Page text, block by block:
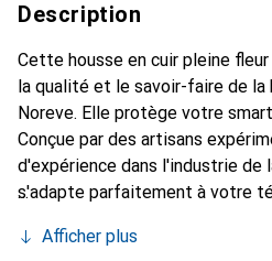
Description
Cette housse en cuir pleine
la qualité et le savoir-faire de la
Noreve. Elle protège votre
Conçue par des artisans
d'expérience dans l'industrie de
s'adapte parfaitement à votre
Elle devient l'accessoire chic et
Afficher plus